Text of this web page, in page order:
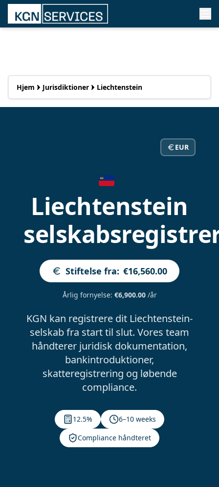
Hjem Jurisdiktioner Liechtenstein
EUR
Liechtenstein
Stiftelse fra: €16,560.00
Årlig fornyelse: €6,900.00 /år
KGN kan registrere dit Liechtenstein-
selskab fra start til slut. Vores team
håndterer juridisk dokumentation,
bankintroduktioner,
skatteregistrering og løbende
compliance.
12.5%
6–10 weeks
Compliance håndteret